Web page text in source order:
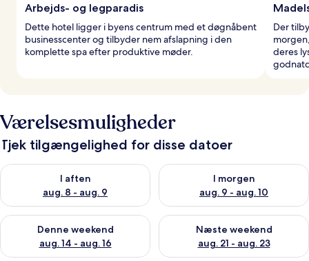
Arbejds- og legparadis
Dette hotel ligger i byens centrum med et døgnåbent
businesscenter og tilbyder nem afslapning i den
komplette spa efter produktive møder.
Der
deres
Værelsesmuligheder
Tjek tilgængelighed for disse datoer
I aften
aug. 8 - aug. 9
Tjek tilgængelighed for i aften aug. 8 - aug. 9
I morgen
aug. 9 - aug. 10
Tjek tilgængelighed for i
Denne weekend
aug. 14 - aug. 16
Tjek tilgængelighed for denne weekend aug. 14 - aug. 16
Næste weekend
aug. 21 - aug. 23
Tjek tilgængelighed for næste